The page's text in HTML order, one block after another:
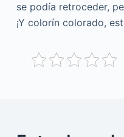
se podía retroceder,
¡Y colorín colorado,